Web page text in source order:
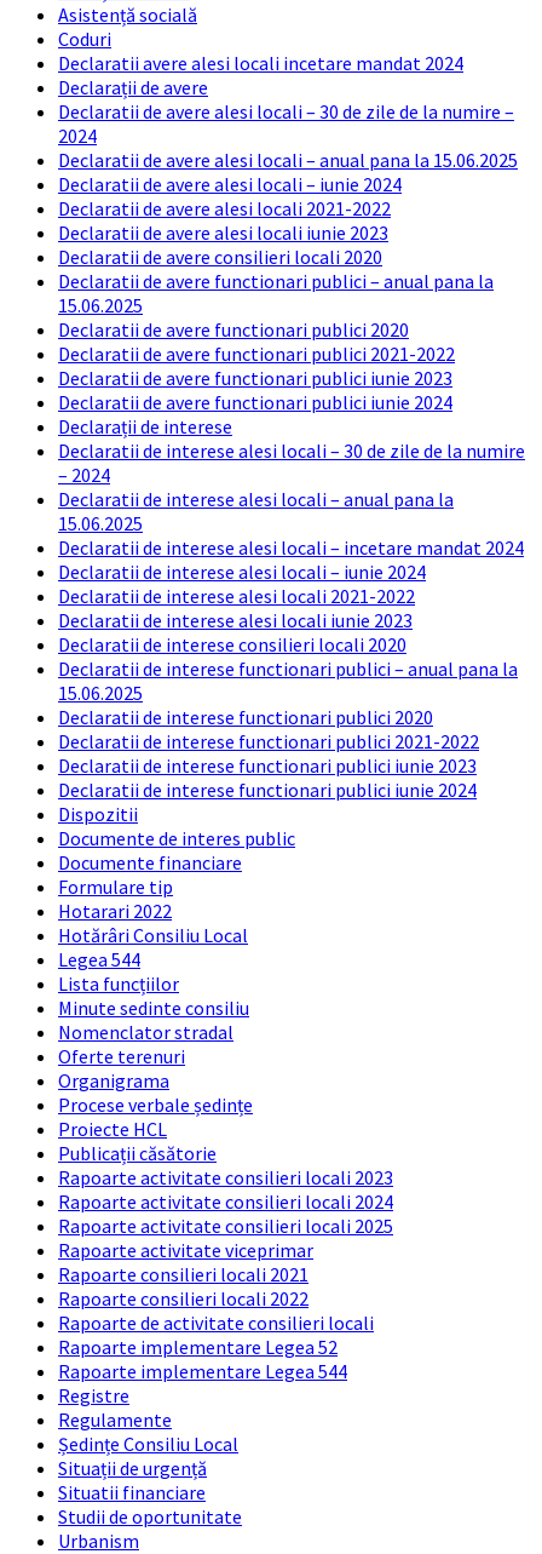
Asistență socială
Coduri
Declaratii avere alesi locali incetare mandat 2024
Declarații de avere
Declaratii de avere alesi locali – 30 de zile de la numire –
2024
Declaratii de avere alesi locali – anual pana la 15.06.2025
Declaratii de avere alesi locali – iunie 2024
Declaratii de avere alesi locali 2021-2022
Declaratii de avere alesi locali iunie 2023
Declaratii de avere consilieri locali 2020
Declaratii de avere functionari publici – anual pana la
15.06.2025
Declaratii de avere functionari publici 2020
Declaratii de avere functionari publici 2021-2022
Declaratii de avere functionari publici iunie 2023
Declaratii de avere functionari publici iunie 2024
Declarații de interese
Declaratii de interese alesi locali – 30 de zile de la numire
– 2024
Declaratii de interese alesi locali – anual pana la
15.06.2025
Declaratii de interese alesi locali – incetare mandat 2024
Declaratii de interese alesi locali – iunie 2024
Declaratii de interese alesi locali 2021-2022
Declaratii de interese alesi locali iunie 2023
Declaratii de interese consilieri locali 2020
Declaratii de interese functionari publici – anual pana la
15.06.2025
Declaratii de interese functionari publici 2020
Declaratii de interese functionari publici 2021-2022
Declaratii de interese functionari publici iunie 2023
Declaratii de interese functionari publici iunie 2024
Dispozitii
Documente de interes public
Documente financiare
Formulare tip
Hotarari 2022
Hotărâri Consiliu Local
Legea 544
Lista funcțiilor
Minute sedinte consiliu
Nomenclator stradal
Oferte terenuri
Organigrama
Procese verbale ședințe
Proiecte HCL
Publicații căsătorie
Rapoarte activitate consilieri locali 2023
Rapoarte activitate consilieri locali 2024
Rapoarte activitate consilieri locali 2025
Rapoarte activitate viceprimar
Rapoarte consilieri locali 2021
Rapoarte consilieri locali 2022
Rapoarte de activitate consilieri locali
Rapoarte implementare Legea 52
Rapoarte implementare Legea 544
Registre
Regulamente
Ședințe Consiliu Local
Situații de urgență
Situatii financiare
Studii de oportunitate
Urbanism